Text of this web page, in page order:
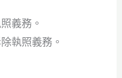
義務。
執照義務。